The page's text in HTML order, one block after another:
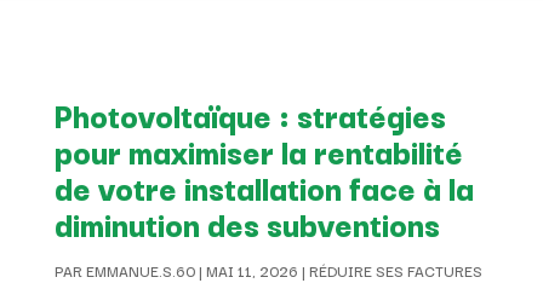
Photovoltaïque : stratégies
pour maximiser la rentabilité
de votre installation face à la
diminution des subventions
PAREMMANUE.S.60| MAI 11, 2026 | RÉDUIRE SES FACTURES